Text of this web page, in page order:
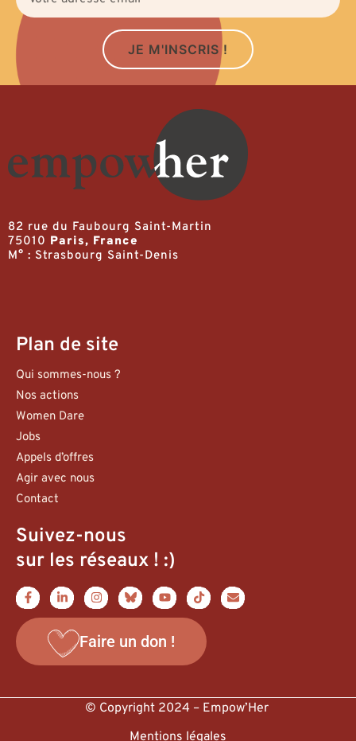
JE M'INSCRIS !
82 rue du Faubourg Saint-Martin
75010 Paris, France
M° : Strasbourg Saint-Denis
Plan de site
Qui sommes-nous ?
Nos actions
Women Dare
Jobs
Appels d’offres
Agir avec nous
Contact
Suivez-nous
sur les réseaux ! :)
Faire un don !
© Copyright 2024 – Empow’Her
Mentions légales